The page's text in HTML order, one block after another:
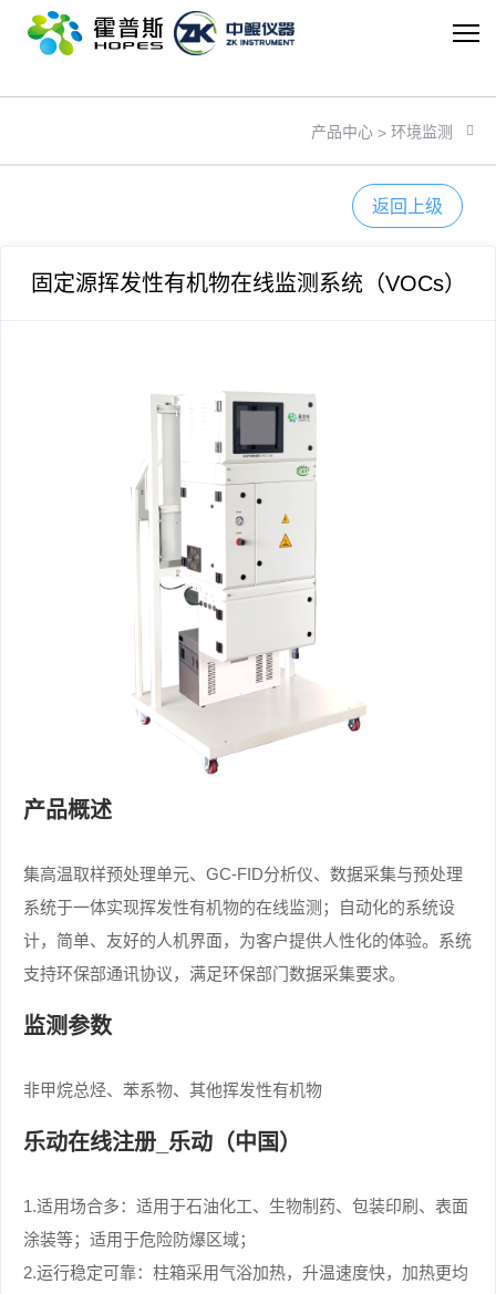
乐动在线注册_乐动（中国）
产品中心 > 环境监测
返回上级
固定源挥发性有机物在线监测系统（VOCs）
产品概述
集高温取样预处理单元、GC-FID分析仪、数据采集与预处理
系统于一体实现挥发性有机物的在线监测；自动化的系统设
计，简单、友好的人机界面，为客户提供人性化的体验。系统
支持环保部通讯协议，满足环保部门数据采集要求。
监测参数
非甲烷总烃、苯系物、其他挥发性有机物
乐动在线注册_乐动（中国）
1.适用场合多：适用于石油化工、生物制药、包装印刷、表面
涂装等；适用于危险防爆区域；
2.运行稳定可靠：柱箱采用气浴加热，升温速度快，加热更均